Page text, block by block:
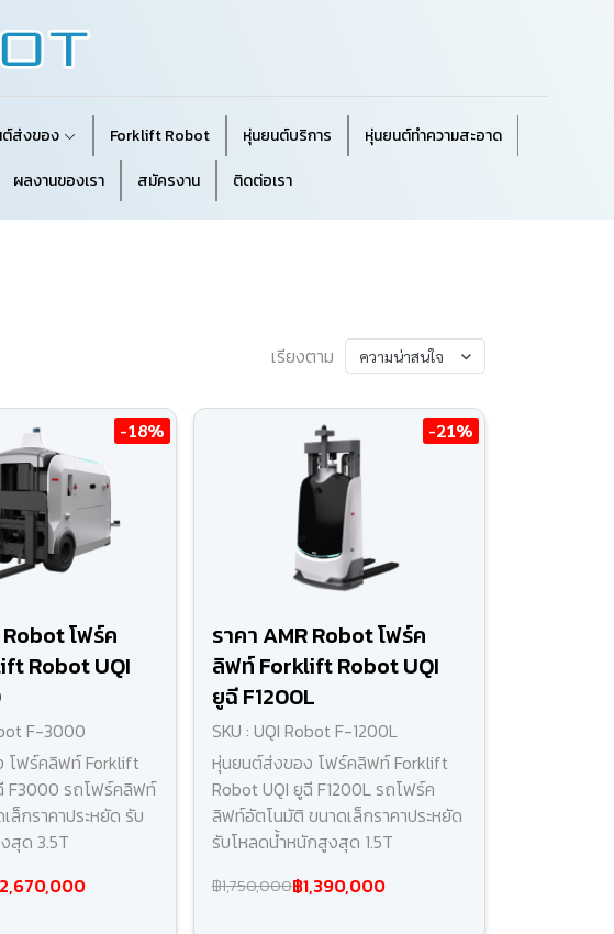
ส่งของ Forklift Robot หุ่นยนต์บริการ
หุ่นยนต์ทำความสะอาด
ผลงานของเรา สมัครงาน ติดต่อเรา
เรียงตาม ความน่าสนใจ
-18%
Robot โฟร์ค
Robot UQI
F-3000
โฟร์คลิฟท์ Forklift
F3000 รถโฟร์คลิฟท์
ล็กราคาประหยัด รับ
สุด 3.5T
-21%
ราคา AMR Robot โฟร์ค
ลิฟท์ Forklift Robot UQI
ยูฉี F1200L
SKU : UQI Robot F-1200L
หุ่นยนต์ส่งของ โฟร์คลิฟท์ Forklift
Robot UQI ยูฉี F1200L รถโฟร์ค
ลิฟท์อัตโนมัติ ขนาดเล็กราคาประหยัด
รับโหลดน้ำหนักสูงสุด 1.5T
฿1,750,000฿1,390,000